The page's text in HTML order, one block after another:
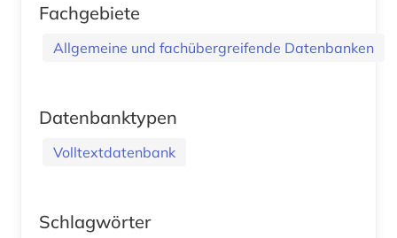
Fachgebiete
Allgemeine und fachübergreifende Datenbanken
Datenbanktypen
Volltextdatenbank
Schlagwörter